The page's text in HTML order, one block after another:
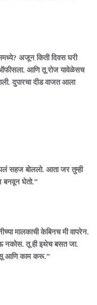
अजून किती दिवस घरी
आणि तू रोज यावेळेसच
दुपारचा दीड वाजत आला
सहज बोललो. आता जर तुम्ही
बनवून घेतो.”
मालकाची केबिनच मी वापरेन.
नकोस. तू ही इथेच बसत जा.
आणि काम करू.”